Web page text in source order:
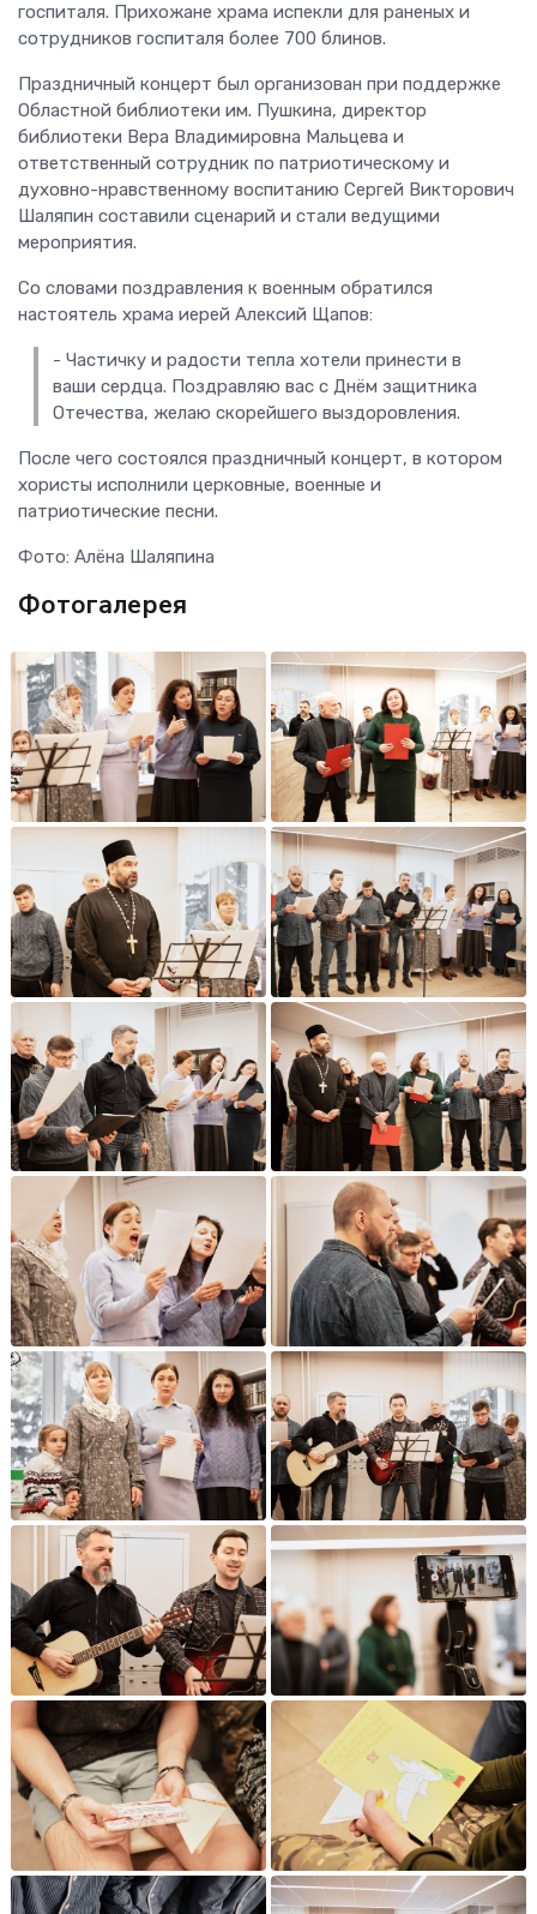
госпиталя. Прихожане храма испекли для раненых и
сотрудников госпиталя более 700 блинов.
Праздничный концерт был организован при поддержке
Областной библиотеки им. Пушкина, директор
библиотеки Вера Владимировна Мальцева и
ответственный сотрудник по патриотическому и
духовно-нравственному воспитанию Сергей Викторович
Шаляпин составили сценарий и стали ведущими
мероприятия.
Со словами поздравления к военным обратился
настоятель храма иерей Алексий Щапов:
- Частичку и радости тепла хотели принести в
ваши сердца. Поздравляю вас с Днём защитника
Отечества, желаю скорейшего выздоровления.
После чего состоялся праздничный концерт, в котором
хористы исполнили церковные, военные и
патриотические песни.
Фото: Алёна Шаляпина
Фотогалерея